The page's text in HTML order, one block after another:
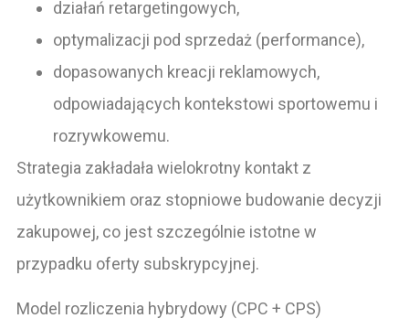
działań retargetingowych,
optymalizacji pod sprzedaż (performance),
dopasowanych kreacji reklamowych,
odpowiadających kontekstowi sportowemu i
rozrywkowemu.
Strategia zakładała wielokrotny kontakt z
użytkownikiem oraz stopniowe budowanie decyzji
zakupowej, co jest szczególnie istotne w
przypadku oferty subskrypcyjnej.
Model rozliczenia hybrydowy (CPC + CPS)